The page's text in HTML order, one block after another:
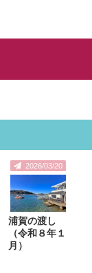
2026/03/20
浦賀の渡し
（令和８年１
月）